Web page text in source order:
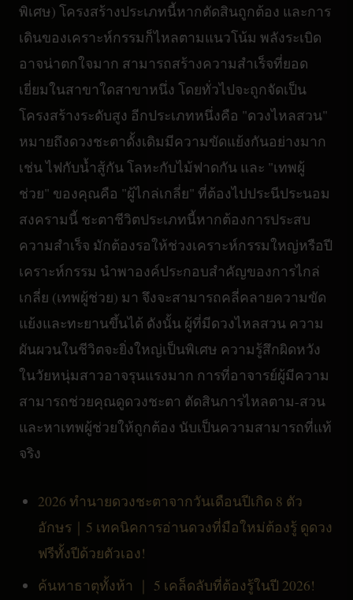
พิเศษ) โครงสร้างประเภทนี้หากตัดสินถูกต้อง และการ
เดินของเคราะห์กรรมก็ไหลตามแนวโน้ม พลังระเบิด
อาจน่าตกใจมาก สามารถสร้างความสำเร็จที่ยอด
เยี่ยมในสาขาใดสาขาหนึ่ง โดยทั่วไปจะถูกจัดเป็น
โครงสร้างระดับสูง อีกประเภทหนึ่งคือ "ดวงไหลสวน"
หมายถึงดวงชะตาดั้งเดิมมีความขัดแย้งกันอย่างมาก
เช่น ไฟกับน้ำสู้กัน โลหะกับไม้ฟาดกัน และ "เทพผู้
ช่วย" ของคุณคือ "ผู้ไกล่เกลี่ย" ที่ต้องไปประนีประนอม
สงครามนี้ ชะตาชีวิตประเภทนี้หากต้องการประสบ
ความสำเร็จ มักต้องรอให้ช่วงเคราะห์กรรมใหญ่หรือปี
เคราะห์กรรม นำพาองค์ประกอบสำคัญของการไกล่
เกลี่ย (เทพผู้ช่วย) มา จึงจะสามารถคลี่คลายความขัด
แย้งและทะยานขึ้นได้ ดังนั้น ผู้ที่มีดวงไหลสวน ความ
ผันผวนในชีวิตจะยิ่งใหญ่เป็นพิเศษ ความรู้สึกผิดหวัง
ในวัยหนุ่มสาวอาจรุนแรงมาก การที่อาจารย์ผู้มีความ
สามารถช่วยคุณดูดวงชะตา ตัดสินการไหลตาม-สวน
และหาเทพผู้ช่วยให้ถูกต้อง นับเป็นความสามารถที่แท้
จริง
2026 ทำนายดวงชะตาจากวันเดือนปีเกิด 8 ตัว
อักษร｜5 เทคนิคการอ่านดวงที่มือใหม่ต้องรู้ ดูดวง
ฟรีทั้งปีด้วยตัวเอง!
ค้นหาธาตุทั้งห้า ｜ 5 เคล็ดลับที่ต้องรู้ในปี 2026!